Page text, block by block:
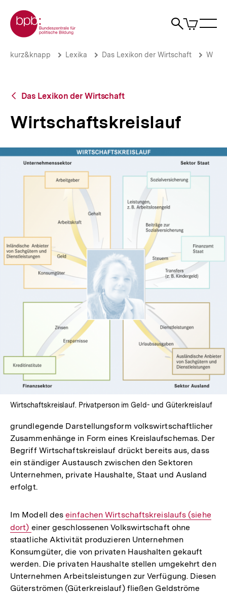
zum
Seiteninhalt
springen
Zur Startseite der bpb
Suche
Artikel
im
Wirtschaftskreislauf
Brotkrümelnavigation
Pfadnavigation
kurz&knapp Lexika Das Lexikon der Wirtschaft W
Zurück
Übersicht
Das Lexikon der Wirtschaft
Wirtschaftskreislauf
In
Lightbox
öffnen
Wirtschaftskreislauf. Privatperson im Geld- und Güterkreislauf
grundlegende Darstellungsform volkswirtschaftlicher
Zusammenhänge in Form eines Kreislaufschemas. Der
Begriff Wirtschaftskreislauf drückt bereits aus, dass
ein ständiger Austausch zwischen den Sektoren
Unternehmen, private Haushalte, Staat und Ausland
erfolgt.
Im Modell desInterner
Link:
einfachen Wirtschaftskreislaufs (siehe
dort) einer geschlossenen Volkswirtschaft ohne
staatliche Aktivität produzieren Unternehmen
Konsumgüter, die von privaten Haushalten gekauft
werden. Die privaten Haushalte stellen umgekehrt den
Unternehmen Arbeitsleistungen zur Verfügung. Diesen
Güterströmen (Güterkreislauf) fließen Geldströme